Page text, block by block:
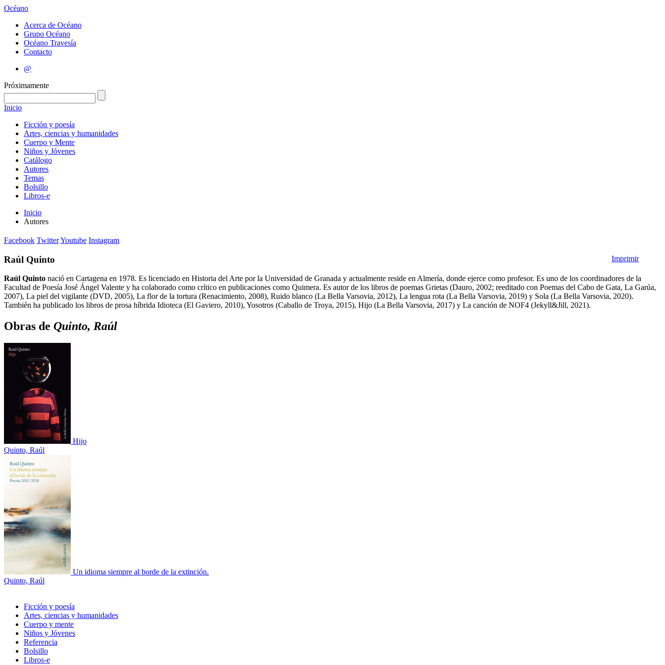
Océano
Acerca de Océano
Grupo Océano
Océano Travesía
Contacto
@
Próximamente
Inicio
Ficción y poesía
Artes, ciencias y humanidades
Cuerpo y Mente
Niños y Jóvenes
Catálogo
Autores
Temas
Bolsillo
Libros-e
Inicio
Autores
Facebook TwitterYoutube Instagram
Imprimir
Raúl Quinto
Raúl Quinto nació en Cartagena en 1978. Es licenciado en Historia del Arte por la Universidad de Granada y actualmente reside en Almería, donde ejerce como profesor. Es uno de los coordinadores de la
Facultad de Poesía José Ángel Valente y ha colaborado como crítico en publicaciones como Quimera. Es autor de los libros de poemas Grietas (Dauro, 2002; reeditado con Poemas del Cabo de Gata, La Garúa,
2007), La piel del vigilante (DVD, 2005), La flor de la tortura (Renacimiento, 2008), Ruido blanco (La Bella Varsovia, 2012), La lengua rota (La Bella Varsovia, 2019) y Sola (La Bella Varsovia, 2020).
También ha publicado los libros de prosa híbrida Idioteca (El Gaviero, 2010), Yosotros (Caballo de Troya, 2015), Hijo (La Bella Varsovia, 2017) y La canción de NOF4 (Jekyll&Jill, 2021).
Obras de Quinto, Raúl
Hijo
Quinto, Raúl
Un idioma siempre al borde de la extinción.
Quinto, Raúl
Ficción y poesía
Artes, ciencias y humanidades
Cuerpo y mente
Niños y Jóvenes
Referencia
Bolsillo
Libros-e